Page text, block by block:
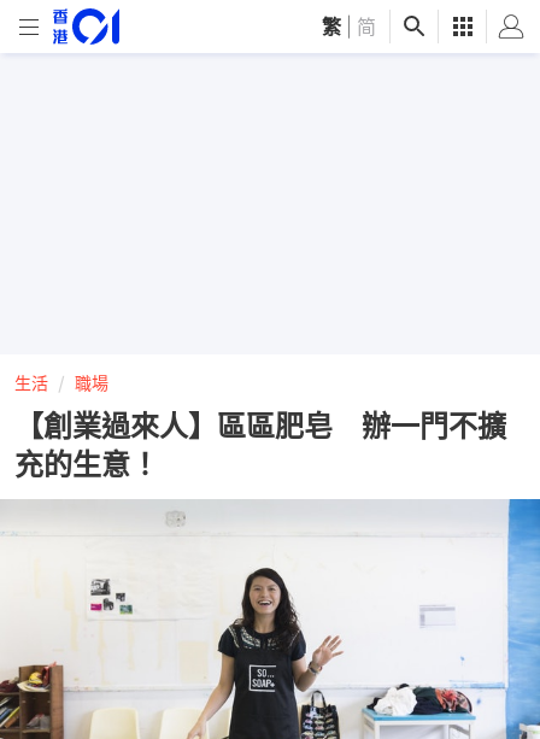
繁 简
生活 職場
【創業過來人】區區肥皂 辦一門不擴
充的生意！